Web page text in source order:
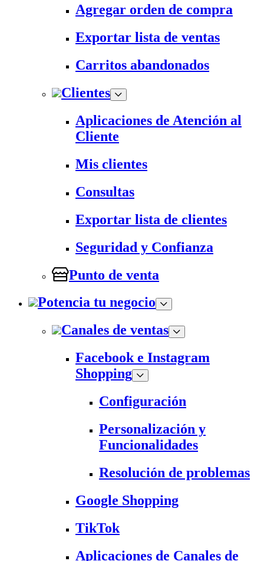
Agregar orden de compra
Exportar lista de ventas
Carritos abandonados
Clientes
Aplicaciones de Atención al
Cliente
Mis clientes
Consultas
Exportar lista de clientes
Seguridad y Confianza
Punto de venta
Potencia tu negocio
Canales de ventas
Facebook e Instagram
Shopping
Configuración
Personalización y
Funcionalidades
Resolución de problemas
Google Shopping
TikTok
Aplicaciones de Canales de